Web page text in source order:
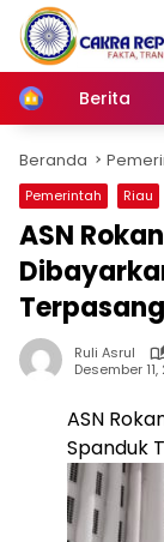
Langsung
konten
Home
Berita
Beranda
Pemerintah Riau
ASN
Ruli Asrul
Desember
ASN
Spanduk